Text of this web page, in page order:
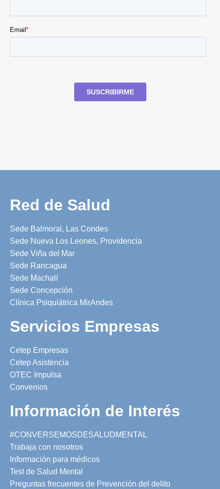
Red de Salud
Sede Balmoral, Las Condes
Sede Nueva Los Leones, Providencia
Sede Viña del Mar
Sede Rancagua
Sede Machalí
Sede Concepción
Clínica Psiquiátrica MirAndes
Servicios Empresas
Cetep Empresas
Cetep Asistencia
OTEC Impulsa
Convenios
Información de Interés
#CONVERSEMOSDESALUDMENTAL
Trabaja con nosotros
Información para médicos
Test de Salud Mental
Preguntas frecuentes de Prevención del delito